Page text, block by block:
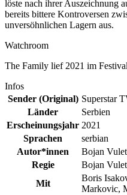
löste nach ihrer Auszeichnung
bereits bittere Kontroversen
unversöhnlichen Lagern aus.
Watchroom
The Family lief 2021 im
Infos
Sender (Original) Superstar
Länder
Serbien
Erscheinungsjahr 2021
Sprachen
serbian
Autor*innen
Bojan
Regie
Bojan
Mit
Boris
Markovic,